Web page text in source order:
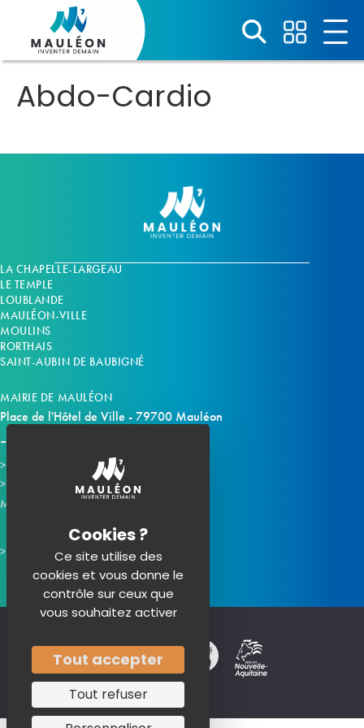
Abdo-Cardio
LA CHAPELLE-LARGEAU
LE TEMPLE
LOUBLANDE
MAULÉON-VILLE
MOULINS
RORTHAIS
SAINT-AUBIN DE BAUBIGNÉ
MAIRIE DE MAULÉON
Place de l'Hôtel de Ville - 79700 Mauléon
Horaires d'ouverture
Contacter la mairie
Mauléon sur les réseaux :
Panneau de gestion des cookies
Ce site utilise des
cookies et vous donne le
contrôle sur ceux que
vous souhaitez activer
Tout accepter
Tout refuser